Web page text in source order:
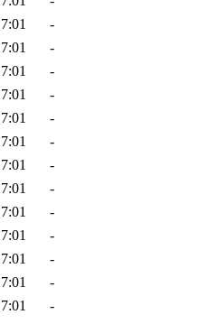
-
-
-
-
-
-
-
-
-
-
-
-
-